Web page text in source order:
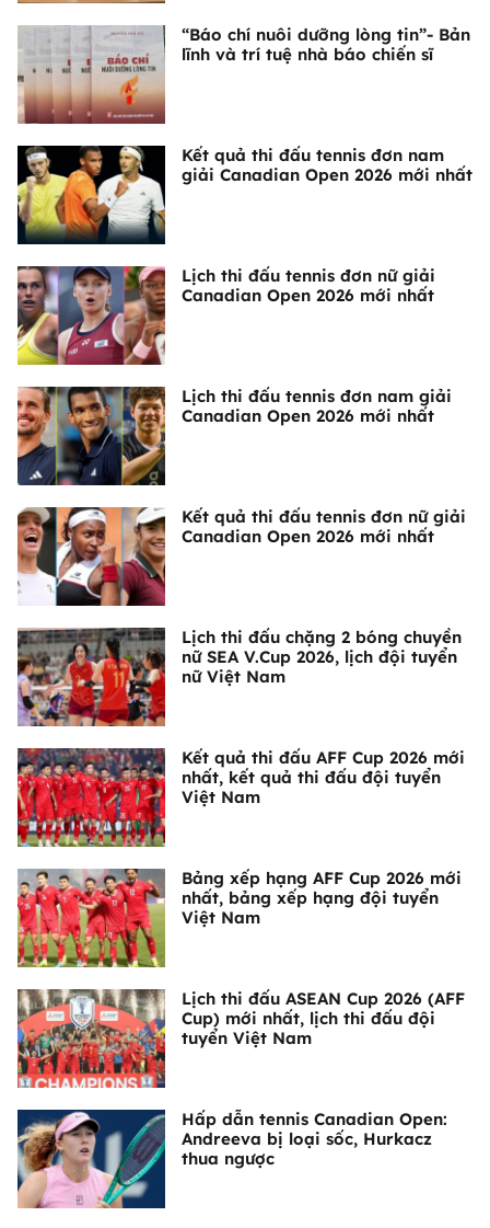
“Báo chí nuôi dưỡng lòng tin”- Bản
lĩnh và trí tuệ nhà báo chiến sĩ
Kết quả thi đấu tennis đơn nam
giải Canadian Open 2026 mới nhất
Lịch thi đấu tennis đơn nữ giải
Canadian Open 2026 mới nhất
Lịch thi đấu tennis đơn nam giải
Canadian Open 2026 mới nhất
Kết quả thi đấu tennis đơn nữ giải
Canadian Open 2026 mới nhất
Lịch thi đấu chặng 2 bóng chuyền
nữ SEA V.Cup 2026, lịch đội tuyển
nữ Việt Nam
Kết quả thi đấu AFF Cup 2026 mới
nhất, kết quả thi đấu đội tuyển
Việt Nam
Bảng xếp hạng AFF Cup 2026 mới
nhất, bảng xếp hạng đội tuyển
Việt Nam
Lịch thi đấu ASEAN Cup 2026 (AFF
Cup) mới nhất, lịch thi đấu đội
tuyển Việt Nam
Hấp dẫn tennis Canadian Open:
Andreeva bị loại sốc, Hurkacz
thua ngược